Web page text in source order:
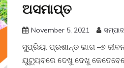
ଅସମାପ୍ତ
November 5, 2021
ସୁପ୍ରିୟା ପ୍ରଶାନ୍ତ ଭାଗ –୭
ୟୁଟ୍ୟୁବରେ ଦେଖୁ ଦେଖୁ